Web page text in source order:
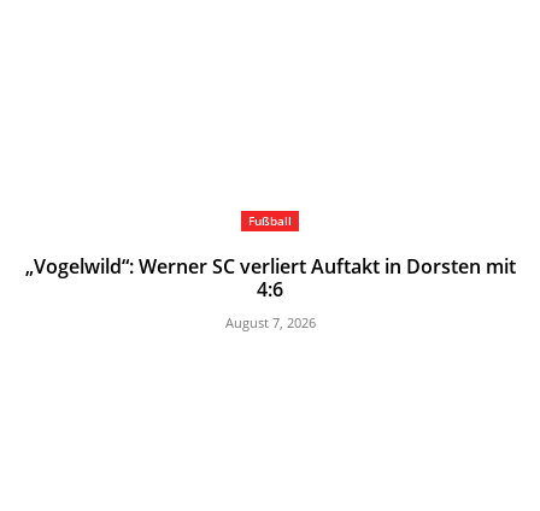
Fußball
„Vogelwild“: Werner SC verliert Auftakt in Dorsten mit
4:6
August 7, 2026